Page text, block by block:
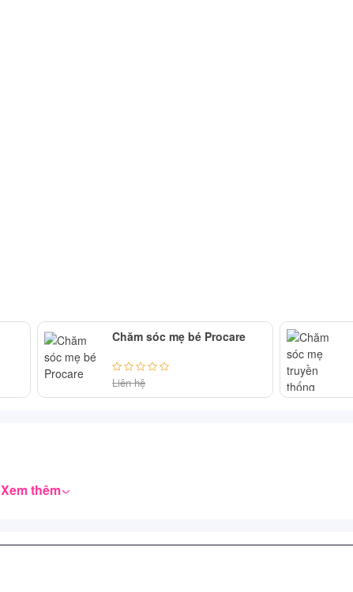
Chăm sóc mẹ bé Procare
Liên hệ
Xem thêm